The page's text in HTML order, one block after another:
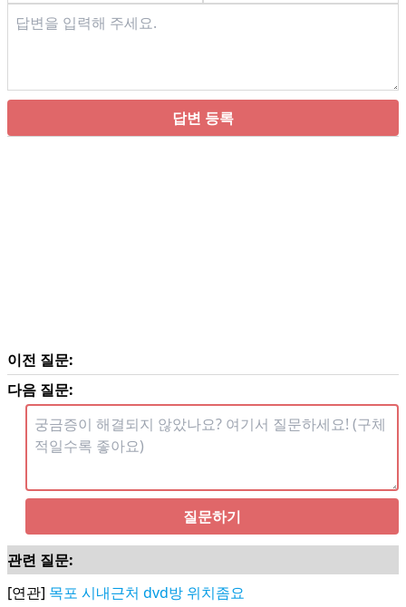
답변 등록
이전 질문:
다음 질문:
질문하기
관련 질문:
[연관] 목포 시내근처 dvd방 위치좀요